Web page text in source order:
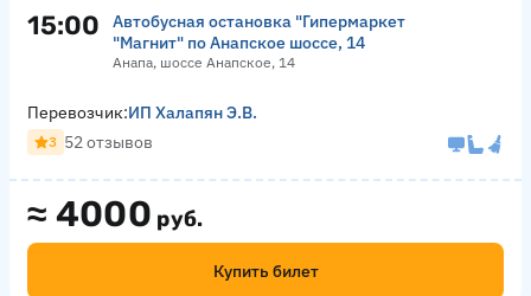
15:00
Автобусная остановка "Гипермаркет
"Магнит" по Анапское шоссе, 14
Анапа, шоссе Анапское, 14
≈ 4000 руб.
Купить билет
Перевозчик:ИП Халапян Э.В.
3 52 отзывов